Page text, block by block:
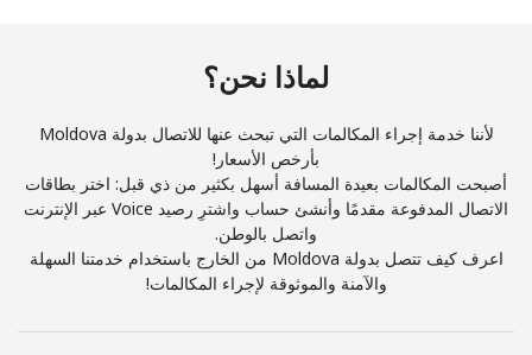
اشتراك
أهلًا!
سجّل الدخول أوانضم الآن →
لماذا نحن؟
لأننا خدمة إجراء المكالمات التي تبحث عنها للاتصال بدولة Moldova
بأرخص الأسعار!
أصبحت المكالمات بعيدة المسافة أسهل بكثير من ذي قبل: اختر بطاقات
الاتصال المدفوعة مقدمًا وأنشئ حساب واشترِ رصيد Voice عبر الإنترنت
واتصل بالوطن.
اعرف كيف تتصل بدولة Moldova من الخارج باستخدام خدمتنا السهلة
والآمنة والموثوقة لإجراء المكالمات!